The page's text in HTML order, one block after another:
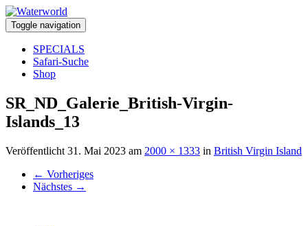
Toggle navigation
SPECIALS
Safari-Suche
Shop
SR_ND_Galerie_British-Virgin-
Islands_13
Veröffentlicht 31. Mai 2023 am 2000 × 1333 in British Virgin Island
← Vorheriges
Nächstes →